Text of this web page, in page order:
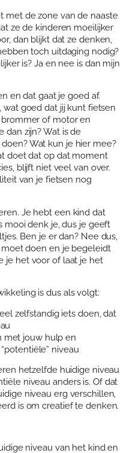
met de zone van de naaste
ze de kinderen moeilijker
dan blijkt dat ze denken,
toch uitdaging nodig?
is? Ja en nee is dan mijn
en dat gaat je goed af.
goed dat jij kunt fietsen
of motor en
dan zijn? Wat is de
Wat kun je hier mee?
doet dat op dat moment
blijft niet veel van over.
van je fietsen nog
Je hebt een kind dat
mooi denk je, dus je geeft
Ben je er dan? Nee dus,
doen en je begeleidt
je het voor of laat je het
is dus als volgt:
zelfstandig iets doen, dat
met jouw hulp en
niveau
hetzelfde huidige niveau
niveau anders is. Of dat
niveau erg verschillen,
is om creatief te denken.
niveau van het kind en